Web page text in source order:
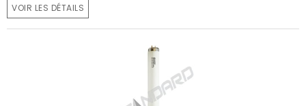
VOIR LES DÉTAILS